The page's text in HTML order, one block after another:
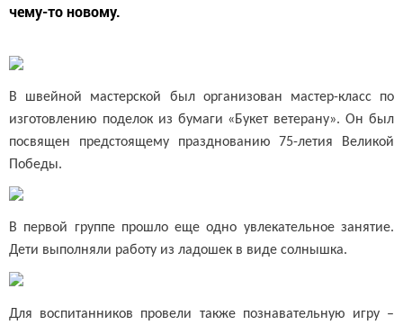
чему-то новому.
В швейной мастерской был организован мастер-класс по
изготовлению поделок из бумаги «Букет ветерану». Он был
посвящен предстоящему празднованию 75-летия Великой
Победы.
В первой группе прошло еще одно увлекательное занятие.
Дети выполняли работу из ладошек в виде солнышка.
Для воспитанников провели также познавательную игру –